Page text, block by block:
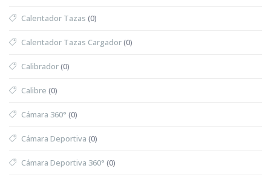
Calentador Tazas (0)
Calentador Tazas Cargador(0)
Calibrador(0)
Calibre (0)
Cámara 360° (0)
Cámara Deportiva (0)
Cámara Deportiva 360° (0)